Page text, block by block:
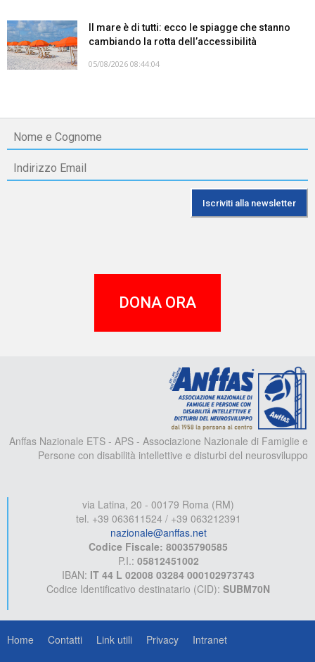
Il mare è di tutti: ecco le spiagge che stanno
cambiando la rotta dell’accessibilità
05/08/2026 08:44:04
DONA ORA
Anffas Nazionale ETS - APS - Associazione Nazionale di Famiglie e
Persone con disabilità intellettive e disturbi del neurosviluppo
via Latina, 20 - 00179 Roma (RM)
tel. +39 063611524 / +39 063212391
nazionale@anffas.net
Codice Fiscale: 80035790585
P.I.: 05812451002
IBAN: IT 44 L 02008 03284 000102973743
Codice Identificativo destinatario (CID): SUBM70N
Home Contatti Link utili Privacy Intranet